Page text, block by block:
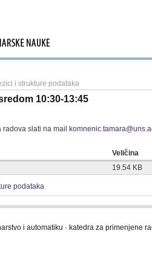
i strukture podataka
10:30-13:45
slati na mail
Veličina
19.54 KB
podataka
i automatiku · katedra za primenjene